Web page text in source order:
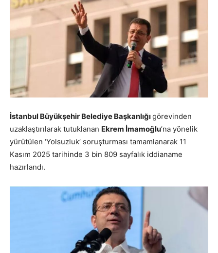
İstanbul Büyükşehir Belediye Başkanlığıgörevinden
uzaklaştırılarak tutuklanan Ekrem İmamoğlu’na yönelik
yürütülen ‘Yolsuzluk’ soruşturması tamamlanarak 11
Kasım 2025 tarihinde 3 bin 809 sayfalık iddianame
hazırlandı.